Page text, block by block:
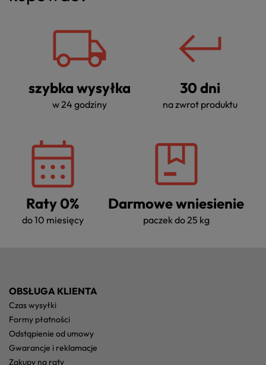
szybka wysyłka
w 24 godziny
30 dni
na zwrot produktu
Raty 0%
do 10 miesięcy
Darmowe wniesienie
paczek do 25 kg
OBSŁUGA KLIENTA
czas wysyłki
formy płatności
odstąpienie od umowy
gwarancje i reklamacje
zakupy na raty